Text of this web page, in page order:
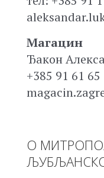
Магацин
Ђакон
+385 91 61 65
О